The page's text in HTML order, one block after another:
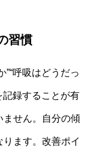
習慣
呼吸はどうだっ
記録することが有
せん。自分の傾
ます。改善ポイ